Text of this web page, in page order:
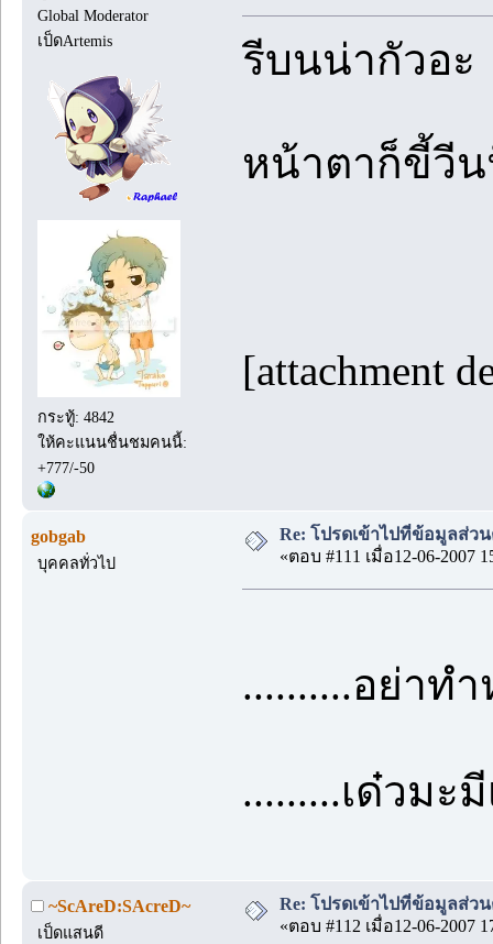
Global Moderator
เป็ดArtemis
กระทู้: 4842
ให้คะแนนชื่นชมคนนี้:
+777/-50
รีบนน่ากัวอะ
หน้าตาก็ขี้วี
[attachment
gobgab
บุคคลทั่วไป
Re: โปรดเข้าไปที่ข้อมูลส่ว
«ตอบ #111 เมื่อ12-06-2007
..........อย่าท
.........เด๋วมะ
~ScAreD:SAcreD~
เป็ดแสนดี
Re: โปรดเข้าไปที่ข้อมูลส่ว
«ตอบ #112 เมื่อ12-06-2007